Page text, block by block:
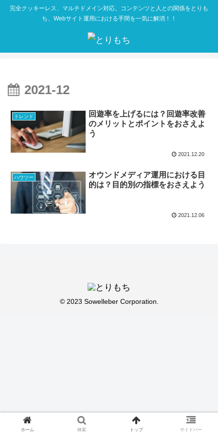
完全クッキーレス、マルチドメイン対応。コンテンツと人との関係をとりも
ち、Webサイト運用における手間を一気に解消！！
2021-12
トレンド
回遊率を上げるには？回遊率改善
のメリットとポイントをおさえよ
う
2021.12.20
ハウツー
オウンドメディア運用における目
的は？目的別の指標をおさえよう
2021.12.06
© 2023 Sowelleber Corporation.
ホーム 検索 トップ サイドバー